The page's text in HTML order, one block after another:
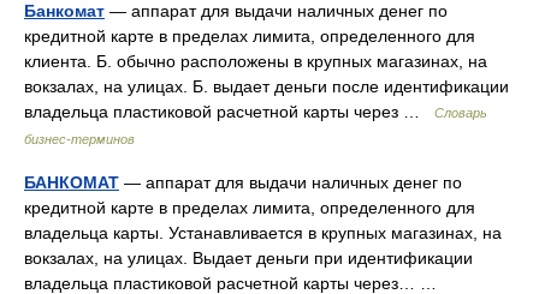
Банкомат — аппарат для выдачи наличных денег по
кредитной карте в пределах лимита, определенного для
клиента. Б. обычно расположены в крупных магазинах, на
вокзалах, на улицах. Б. выдает деньги после идентификации
владельца пластиковой расчетной карты через …
Словарь
бизнес-терминов
БАНКОМАТ — аппарат для выдачи наличных денег по
кредитной карте в пределах лимита, определенного для
владельца карты. Устанавливается в крупных магазинах, на
вокзалах, на улицах. Выдает деньги при идентификации
владельца пластиковой расчетной карты через… …